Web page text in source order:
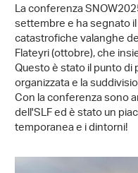
La conferenza
settembre e ha segnato
catastrofiche valanghe
Flateyri (ottobre), che
Questo è stato il punto
organizzata e la
Con la conferenza sono
dell'SLF ed è stato un
temporanea e i dintorni!